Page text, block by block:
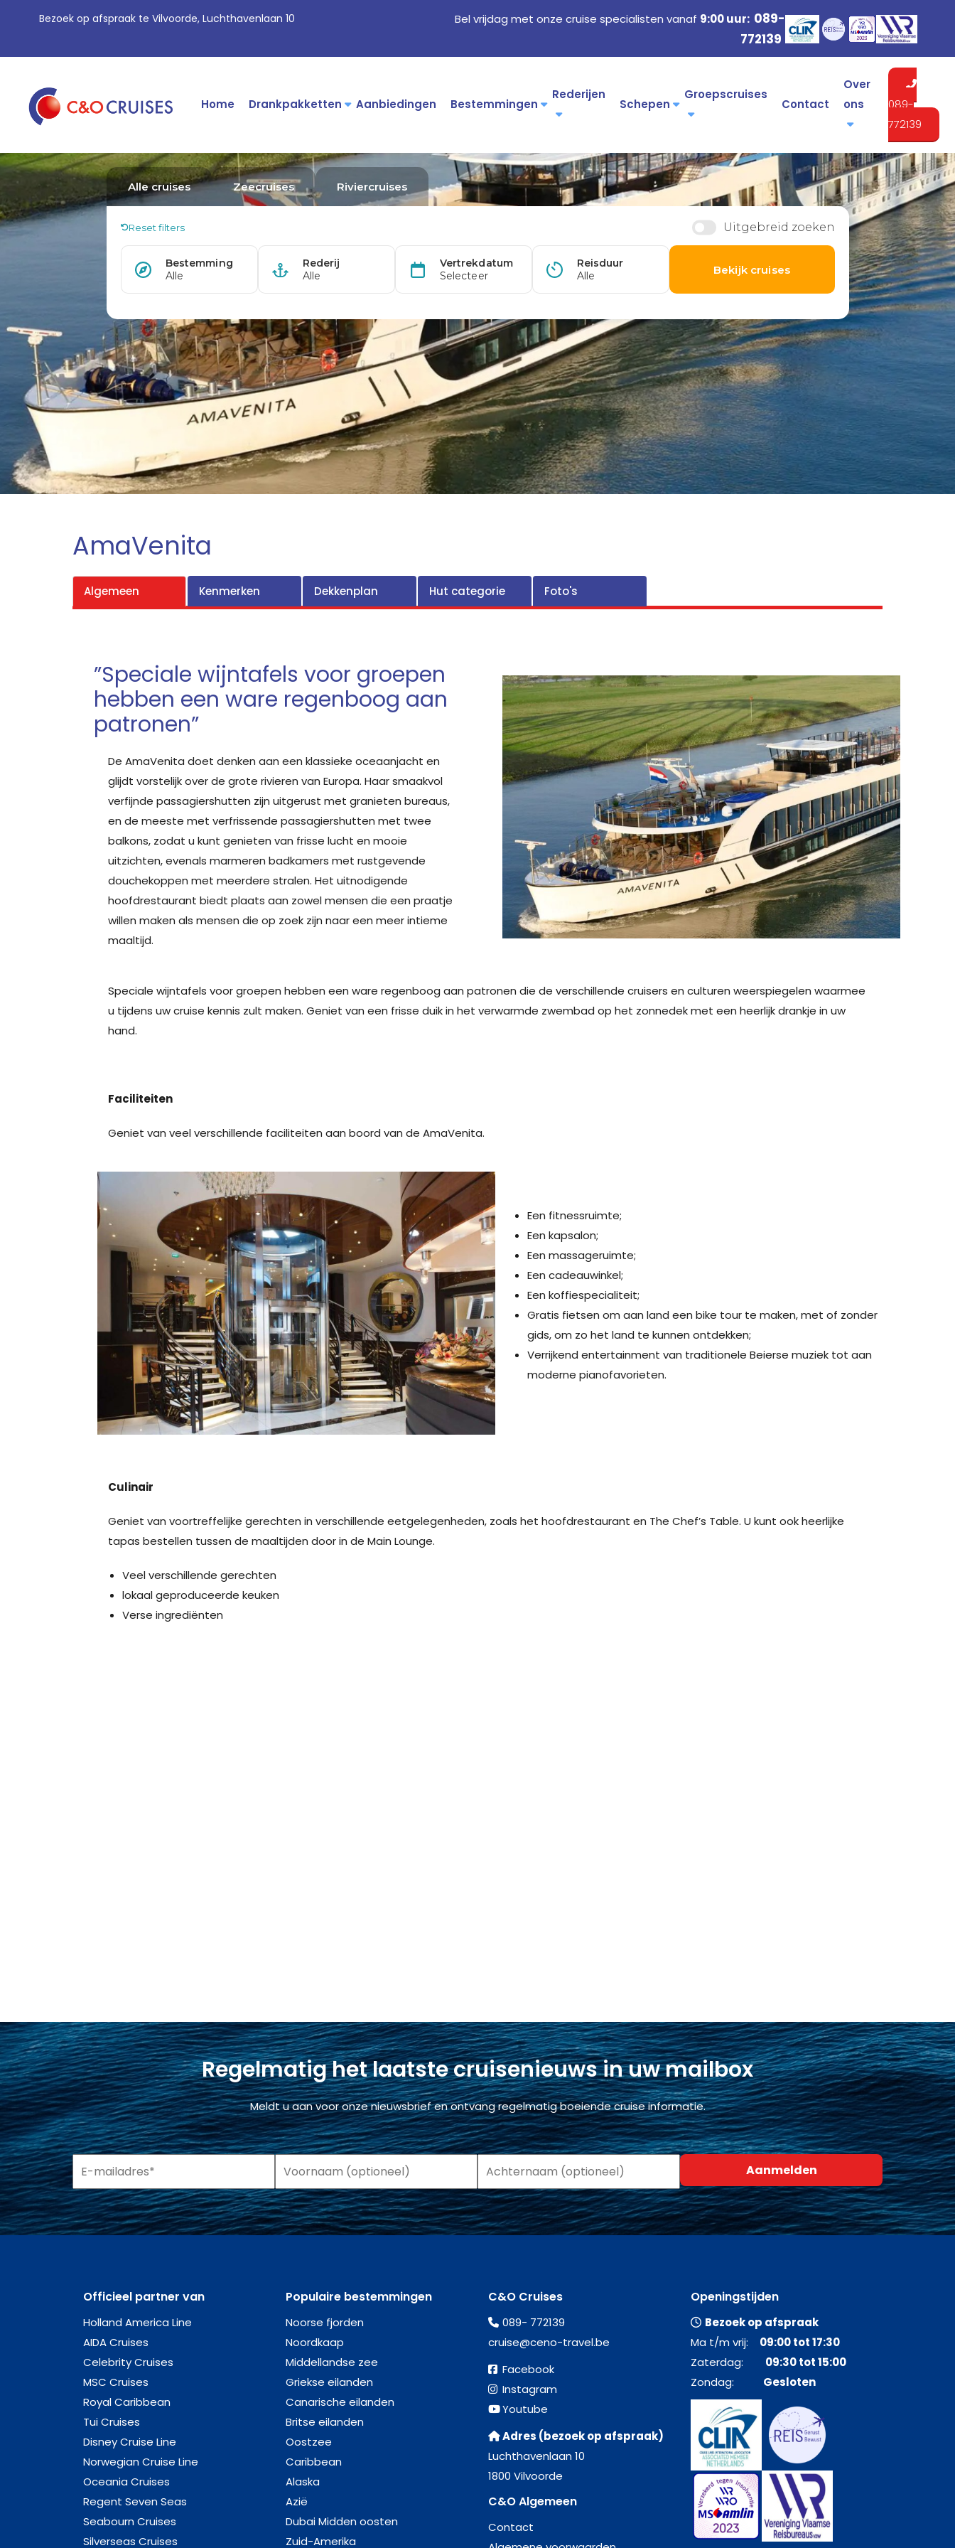
Bezoek op afspraak te Vilvoorde, Luchthavenlaan 10 Bel vrijdag met onze cruise specialisten vanaf 9:00 uur: 089-
772139
Home Drankpakketten Aanbiedingen Bestemmingen
Rederijen
Schepen
Groepscruises
Contact
Over
ons
089-
772139
AmaVenita
Algemeen Kenmerken Dekkenplan Hut categorie Foto's
”Speciale wijntafels voor groepen
hebben een ware regenboog aan
patronen”
De AmaVenita doet denken aan een klassieke oceaanjacht en
glijdt vorstelijk over de grote rivieren van Europa. Haar smaakvol
verfijnde passagiershutten zijn uitgerust met granieten bureaus,
en de meeste met verfrissende passagiershutten met twee
balkons, zodat u kunt genieten van frisse lucht en mooie
uitzichten, evenals marmeren badkamers met rustgevende
douchekoppen met meerdere stralen. Het uitnodigende
hoofdrestaurant biedt plaats aan zowel mensen die een praatje
willen maken als mensen die op zoek zijn naar een meer intieme
maaltijd.
Speciale wijntafels voor groepen hebben een ware regenboog aan patronen die de verschillende cruisers en culturen weerspiegelen waarmee
u tijdens uw cruise kennis zult maken. Geniet van een frisse duik in het verwarmde zwembad op het zonnedek met een heerlijk drankje in uw
hand.
Faciliteiten
Geniet van veel verschillende faciliteiten aan boord van de AmaVenita.
Een fitnessruimte;
Een kapsalon;
Een massageruimte;
Een cadeauwinkel;
Een koffiespecialiteit;
Gratis fietsen om aan land een bike tour te maken, met of zonder
gids, om zo het land te kunnen ontdekken;
Verrijkend entertainment van traditionele Beierse muziek tot aan
moderne pianofavorieten.
Culinair
Geniet van voortreffelijke gerechten in verschillende eetgelegenheden, zoals het hoofdrestaurant en The Chef’s Table. U kunt ook heerlijke
tapas bestellen tussen de maaltijden door in de Main Lounge.
Veel verschillende gerechten
lokaal geproduceerde keuken
Verse ingrediënten
Regelmatig het laatste cruisenieuws in uw mailbox
Meldt u aan voor onze nieuwsbrief en ontvang regelmatig boeiende cruise informatie.
Officieel partner van
Holland America Line
AIDA Cruises
Celebrity Cruises
MSC Cruises
Royal Caribbean
Tui Cruises
Disney Cruise Line
Norwegian Cruise Line
Oceania Cruises
Regent Seven Seas
Seabourn Cruises
Silverseas Cruises
Populaire bestemmingen
Noorse fjorden
Noordkaap
Middellandse zee
Griekse eilanden
Canarische eilanden
Britse eilanden
Oostzee
Caribbean
Alaska
Azië
Dubai Midden oosten
Zuid-Amerika
C&O Cruises
089- 772139
cruise@ceno-travel.be
Facebook
Instagram
Youtube
Adres (bezoek op afspraak)
Luchthavenlaan 10
1800 Vilvoorde
C&O Algemeen
Contact
Openingstijden
Bezoek op afspraak
Ma t/m vrij: 09:00 tot 17:30
Zaterdag: 09:30 tot 15:00
Zondag: Gesloten